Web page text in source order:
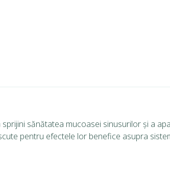
sănătatea mucoasei sinusurilor și a
pentru efectele lor benefice asupra